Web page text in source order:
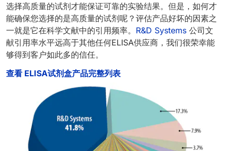
选择高质量的试剂才能保证可靠的实验结果。但是，如何才
能确保您选择的是高质量的试剂呢？评估产品好坏的因素之
一就是它在科学文献中的引用频率。 R&D Systems 公司文
献引用率水平远高于其他任何ELISA供应商，我们很荣幸能
够得到客户如此多的信任。
查看 ELISA试剂盒产品完整列表